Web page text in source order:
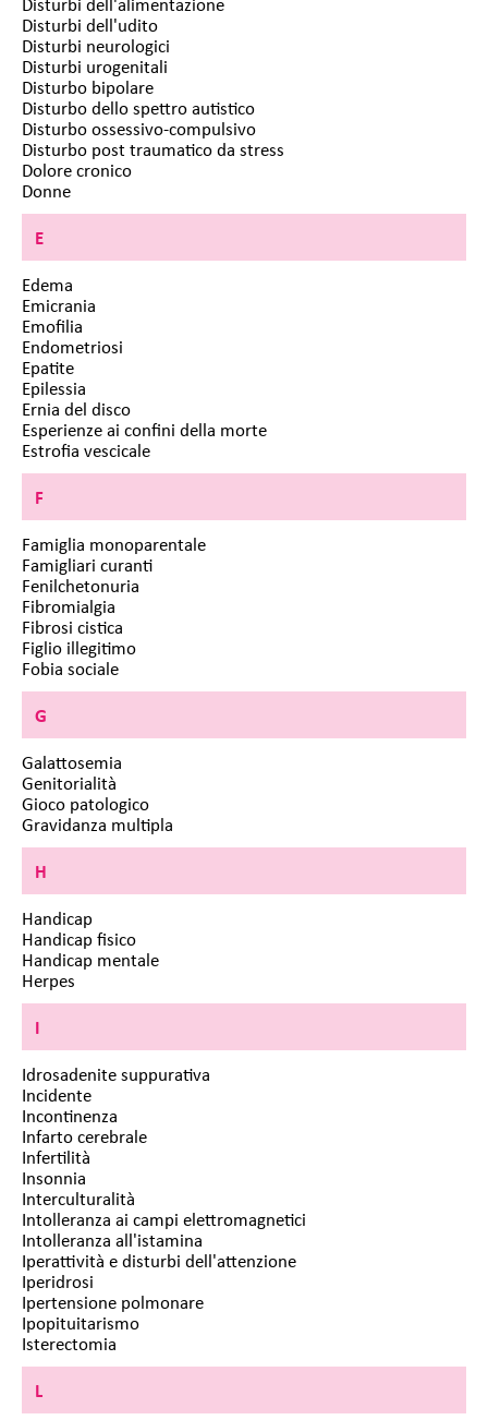
Disturbi dell'udito
Disturbi neurologici
Disturbi urogenitali
Disturbo bipolare
Disturbo dello spettro autistico
Disturbo ossessivo-compulsivo
Disturbo post traumatico da stress
Dolore cronico
Donne
E
Edema
Emicrania
Emofilia
Endometriosi
Epatite
Epilessia
Ernia del disco
Esperienze ai confini della morte
Estrofia vescicale
F
Famiglia monoparentale
Famigliari curanti
Fenilchetonuria
Fibromialgia
Fibrosi cistica
Figlio illegitimo
Fobia sociale
G
Galattosemia
Genitorialità
Gioco patologico
Gravidanza multipla
H
Handicap
Handicap fisico
Handicap mentale
Herpes
I
Idrosadenite suppurativa
Incidente
Incontinenza
Infarto cerebrale
Infertilità
Insonnia
Interculturalità
Intolleranza ai campi elettromagnetici
Intolleranza all'istamina
Iperattività e disturbi dell'attenzione
Iperidrosi
Ipertensione polmonare
Ipopituitarismo
Isterectomia
L